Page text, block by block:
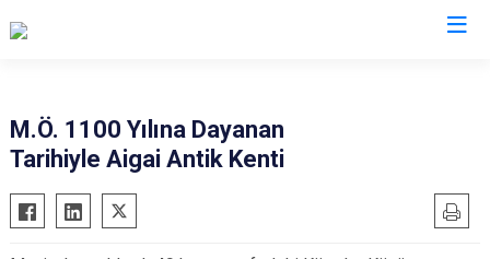
M.Ö. 1100 Yılına Dayanan
Tarihiyle Aigai Antik Kenti